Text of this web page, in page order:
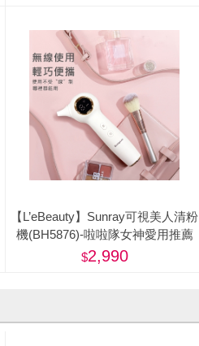
【L’eBeauty】Sunray可視美人清粉
機(BH5876)-啦啦隊女神愛用推薦
2,990